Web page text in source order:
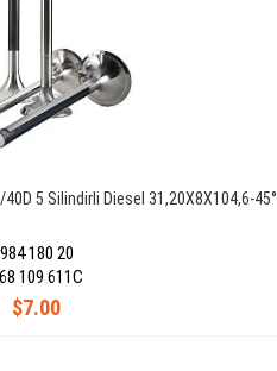
40D 5 Silindirli Diesel 31,20X8X104,6-45°
984 180 20
$7.00
109 611C